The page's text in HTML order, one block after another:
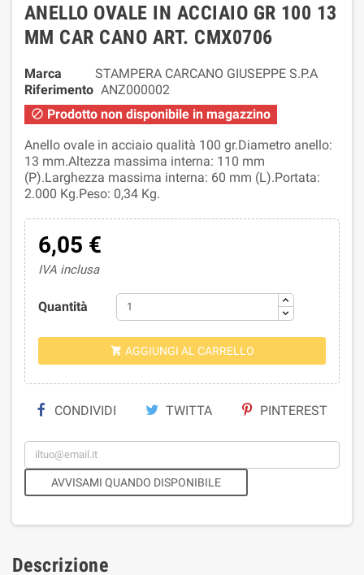
ANELLO OVALE IN ACCIAIO GR 100 13
MM CAR CANO ART. CMX0706
Marca
STAMPERA CARCANO GIUSEPPE S.P.A
Riferimento ANZ000002
 Prodotto non disponibile in magazzino
Anello ovale in acciaio qualità 100 gr.Diametro anello:
13 mm.Altezza massima interna: 110 mm
(P).Larghezza massima interna: 60 mm (L).Portata:
2.000 Kg.Peso: 0,34 Kg.
6,05 €
IVA inclusa
Quantità
 AGGIUNGI AL CARRELLO
CONDIVIDI TWITTA PINTEREST
AVVISAMI QUANDO DISPONIBILE
Descrizione